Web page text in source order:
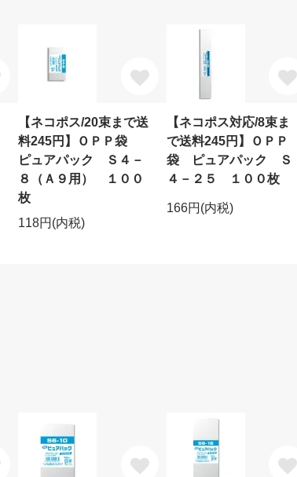
【ネコポス/20束まで送
料245円】ＯＰＰ袋
ピュアパック Ｓ４－
８（Ａ９用） １００
枚
118円(内税)
【ネコポス対応/8束ま
で送料245円】ＯＰＰ
袋 ピュアパック Ｓ
４－２５ １００枚
166円(内税)